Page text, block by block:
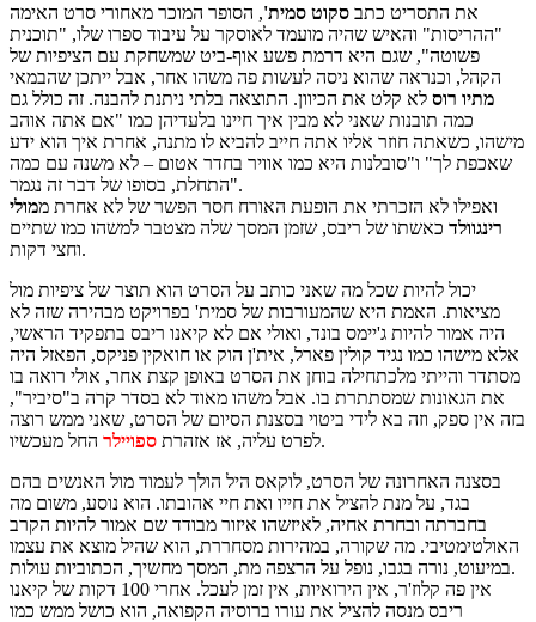
את התסריט כתב סקוט סמית', הסופר המוכר מאחורי סרט האימה
"ההריסות" והאיש שהיה מועמד לאוסקר על עיבוד ספרו שלו, "תוכנית
פשוטה", שגם היא דרמת פשע אוף-ביט שמשחקת עם הציפיות של
הקהל, וכנראה שהוא ניסה לעשות פה משהו אחר, אבל ייתכן שהבמאי
מתיו רוס לא קלט את הכיוון. התוצאה בלתי ניתנת להבנה. זה כולל גם
כמה תובנות שאני לא מבין איך חיינו בלעדיהן כמו "אם אתה אוהב
מישהו, כשאתה חוזר אליו אתה חייב להביא לו מתנה, אחרת איך הוא ידע
שאכפת לך" ו"סובלנות היא כמו אוויר בחדר אטום – לא משנה עם כמה
התחלת, בסופו של דבר זה נגמר".
ואפילו לא הזכרתי את הופעת האורח חסר הפשר של לא אחרת ממולי
רינגוולד כאשתו של ריבס, שזמן המסך שלה מצטבר למשהו כמו שתיים
וחצי דקות.
יכול להיות שכל מה שאני כותב על הסרט הוא תוצר של ציפיות מול
מציאות. האמת היא שהמעורבות של סמית' בפרויקט מבהירה שזה לא
היה אמור להיות ג'יימס בונד, ואולי אם לא קיאנו ריבס בתפקיד הראשי,
אלא מישהו כמו נגיד קולין פארל, אית'ן הוק או חואקין פניקס, הפאזל היה
מסתדר והייתי מלכתחילה בוחן את הסרט באופן קצת אחר, אולי רואה בו
את הגאונות שמסתתרת בו. אבל משהו מאוד לא בסדר קרה ב"סיביר",
בזה אין ספק, וזה בא לידי ביטוי בסצנת הסיום של הסרט, שאני ממש רוצה
לפרט עליה, אז אזהרת ספויילר
החל מעכשיו.
בסצנה האחרונה של הסרט, לוקאס היל הולך לעמוד מול האנשים בהם
בגד, על מנת להציל את חייו ואת חיי אהובתו. הוא נוסע, משום מה
בחברתה ובחרת אחיה, לאיזשהו איזור מבודד שם אמור להיות הקרב
האולטימטיבי. מה שקורה, במהירות מסחררת, הוא שהיל מוצא את עצמו
במיעוט, נורה בגבו, נופל על הרצפה מת, המסך מחשיך, הכתוביות עולות.
אין פה קלוז'ר, אין הירואיות, אין זמן לעכל. אחרי 100 דקות של קיאנו
ריבס מנסה להציל את עורו ברוסיה הקפואה, הוא כושל ממש כמו